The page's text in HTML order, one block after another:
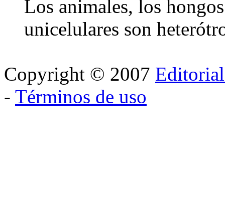
Los animales, los
unicelulares son
Copyright © 2007
- Términos de uso